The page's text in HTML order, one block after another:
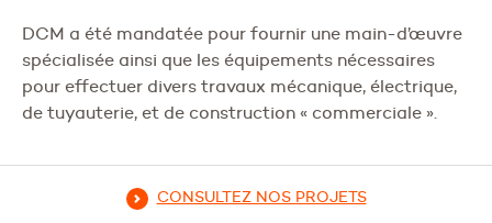
DCM a été mandatée pour fournir une main-d’œuvre
spécialisée ainsi que les équipements nécessaires
pour effectuer divers travaux mécanique, électrique,
de tuyauterie, et de construction « commerciale ».
CONSULTEZ NOS PROJETS